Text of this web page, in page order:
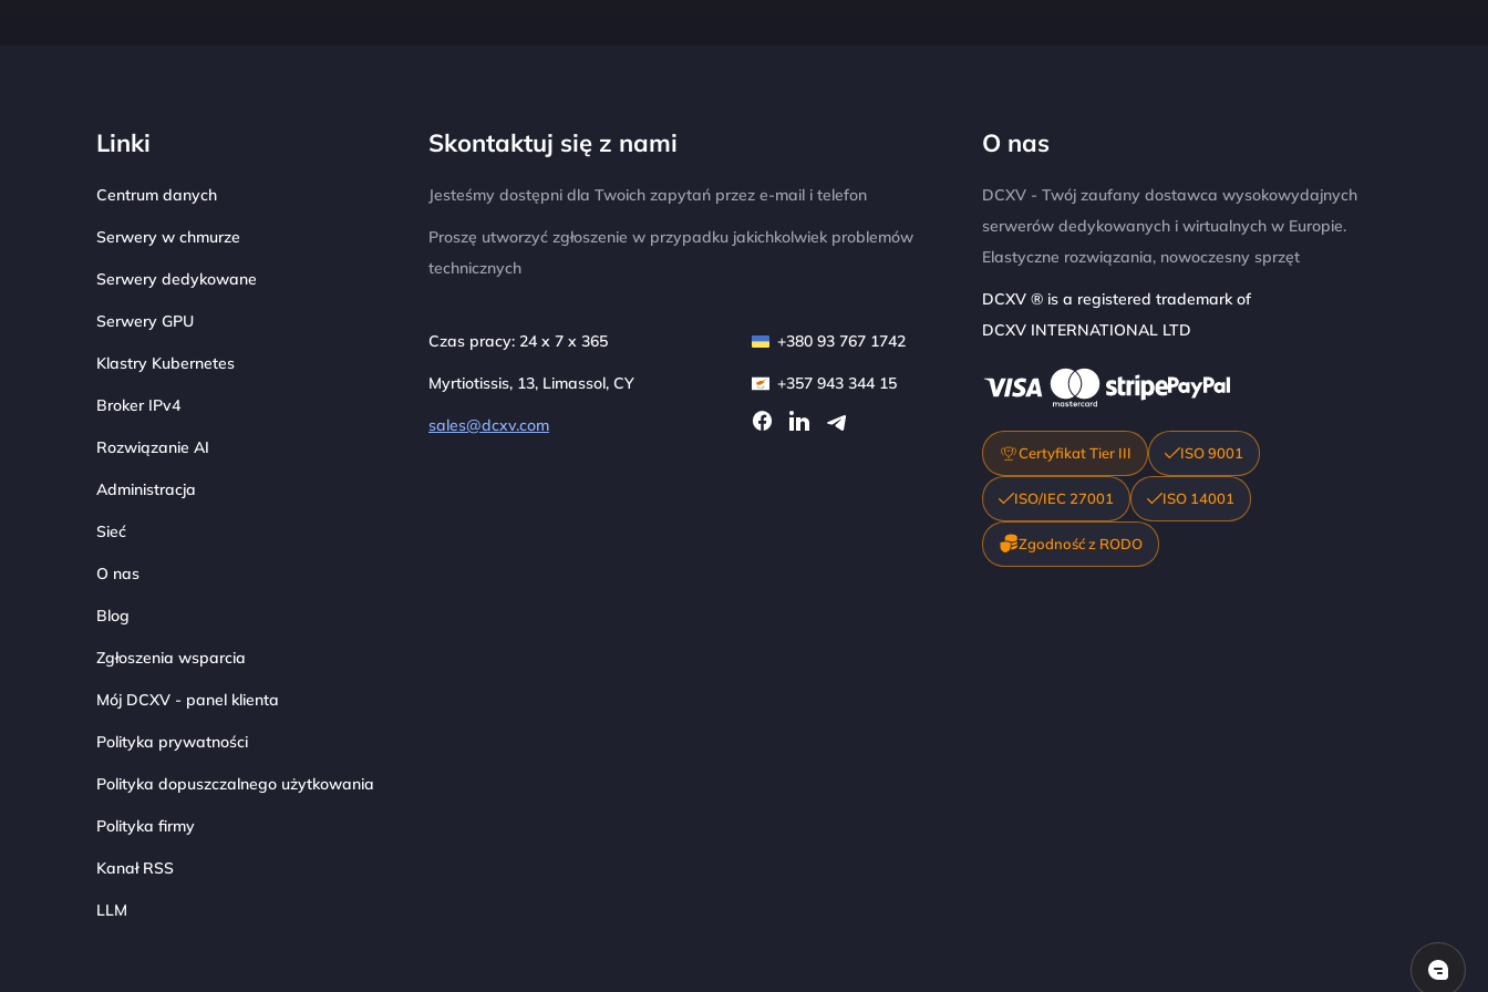
Linki
Centrum danych
Serwery w chmurze
Serwery dedykowane
Serwery GPU
Klastry Kubernetes
Broker IPv4
Rozwiązanie AI
Administracja
Sieć
O nas
Blog
Zgłoszenia wsparcia
Mój DCXV - panel klienta
Polityka prywatności
Polityka dopuszczalnego użytkowania
Polityka firmy
Kanał RSS
LLM
Skontaktuj się z nami
Jesteśmy dostępni dla Twoich zapytań przez e-mail i telefon
Proszę utworzyć zgłoszenie w przypadku jakichkolwiek problemów
technicznych
Czas pracy: 24 x 7 x 365
Myrtiotissis, 13, Limassol, CY
sales@dcxv.com
+380 93 767 1742
+357 943 344 15
O nas
DCXV - Twój zaufany dostawca wysokowydajnych
serwerów dedykowanych i wirtualnych w Europie.
Elastyczne rozwiązania, nowoczesny sprzęt
DCXV ® is a registered trademark of
DCXV INTERNATIONAL LTD
Certyfikat Tier III ISO 9001
ISO/IEC 27001 ISO 14001
Zgodność z RODO